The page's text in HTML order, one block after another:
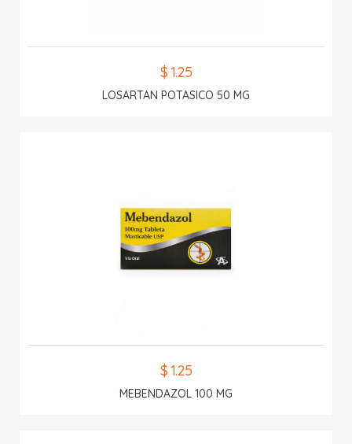
$ 1.25
LOSARTAN POTASICO 50 MG
$ 1.25
MEBENDAZOL 100 MG